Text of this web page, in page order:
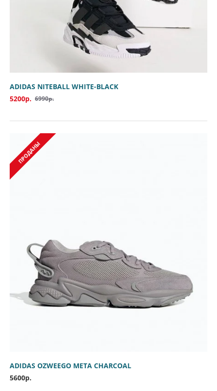
ADIDAS NITEBALL WHITE-BLACK
5200р. 6990р.
ПРОДАНЫ
ADIDAS OZWEEGO META CHARCOAL
5600р.